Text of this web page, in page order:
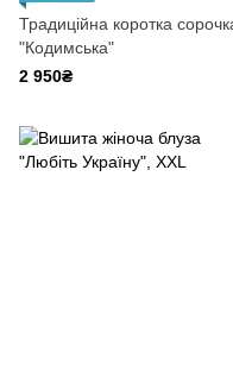
Традиційна коротка
"Кодимська"
2 950₴